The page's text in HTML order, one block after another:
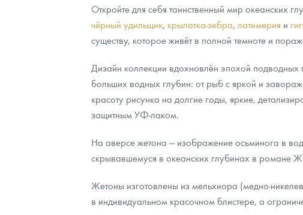
Откройте для себя таинственный мир океанских
чёрный удильщик, крылатка-зебра, латимерия и
существу, которое живёт в полной темноте и
Дизайн коллекции вдохновлён эпохой
больших водных глубин: от рыб с яркой и
красоту рисунка на долгие годы, яркие,
защитным УФ-лаком.
На аверсе жетона — изображение осьминога в
скрывавшемуся в океанских глубинах в
Жетоны изготовлены из мельхиора (медно-
в индивидуальном красочном блистере, а